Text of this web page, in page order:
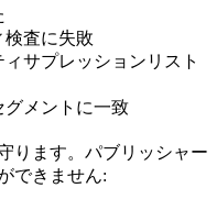
査に失敗
サプレッションリスト
メントに一致
ります。パブリッシャー
できません: